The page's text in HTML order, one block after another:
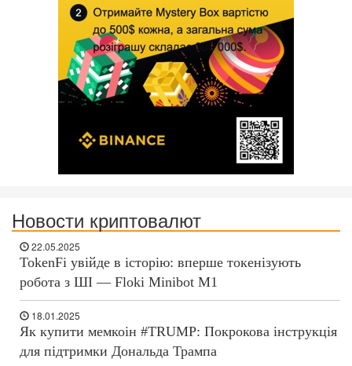
Новости криптовалют
22.05.2025
TokenFi увійде в історію: вперше токенізують
робота з ШІ — Floki Minibot M1
18.01.2025
Як купити мемкоін #TRUMP: Покрокова інструкція
для підтримки Дональда Трампа